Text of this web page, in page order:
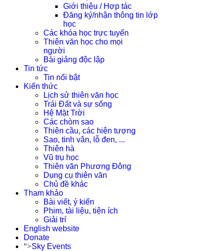
Giới thiệu / Hợp tác
Đăng ký/nhận thông tin lớp
học
Các khóa học trực tuyến
Thiên văn học cho mọi
người
Bài giảng độc lập
Tin tức
Tin nổi bật
Kiến thức
Lịch sử thiên văn học
Trái Đất và sự sống
Hệ Mặt Trời
Các chòm sao
Thiên cầu, các hiện tượng
Sao, tinh vân, lỗ đen, ...
Thiên hà
Vũ trụ học
Thiên văn Phương Đông
Dụng cụ thiên văn
Chủ đề khác
Tham khảo
Bài viết, ý kiến
Phim, tài liệu, tiện ích
Giải trí
English website
Donate
">Sky Events